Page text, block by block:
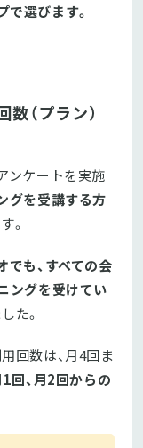
選びます。
（プラン）
ンケートを実施
グを受講する方
。
でも、すべての会
ングを受けてい
た。
回数は、月4回ま
回、月2回からの